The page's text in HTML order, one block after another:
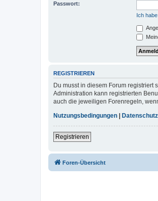
Passwort:
Ich
REGISTRIEREN
Du musst in diesem Forum
Administration kann registrierten
auch die jeweiligen Forenregeln,
Nutzungsbedingungen |
Registrieren
Foren-Übersicht